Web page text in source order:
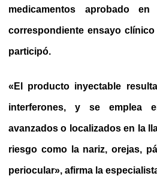
medicamentos aprobado
correspondiente ensayo
participó.
«El producto inyectable
interferones, y se emplea
avanzados o localizados en la
riesgo como la nariz, orejas,
periocular», afirma la